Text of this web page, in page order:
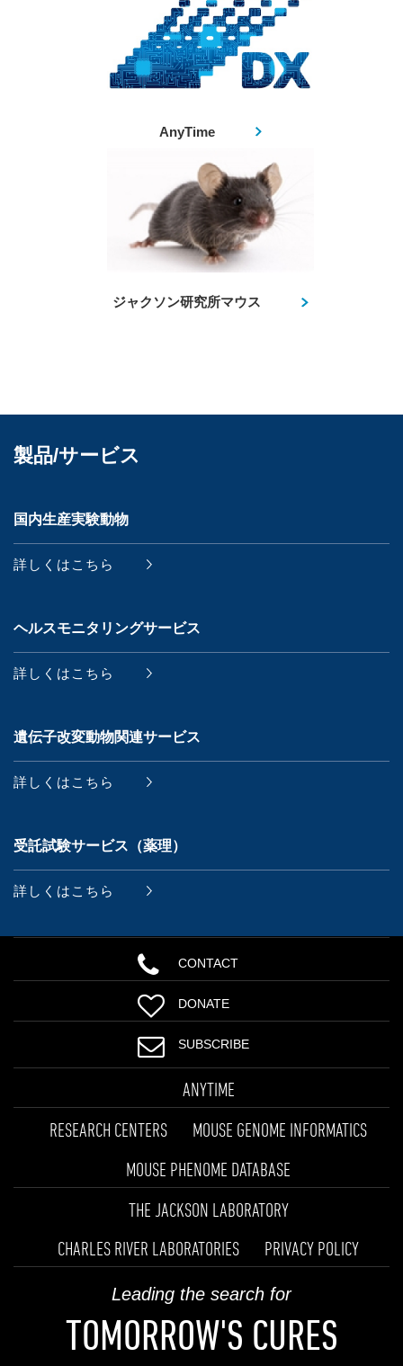
AnyTime
ジャクソン研究所マウス
製品/サービス
国内生産実験動物
詳しくはこちら
ヘルスモニタリングサービス
詳しくはこちら
遺伝子改変動物関連サービス
詳しくはこちら
受託試験サービス（薬理）
詳しくはこちら
CONTACT
DONATE
SUBSCRIBE
ANYTIME
RESEARCH CENTERS
MOUSE GENOME INFORMATICS
MOUSE PHENOME DATABASE
THE JACKSON LABORATORY
CHARLES RIVER LABORATORIES
PRIVACY POLICY
Leading the search for
TOMORROW'S CURES